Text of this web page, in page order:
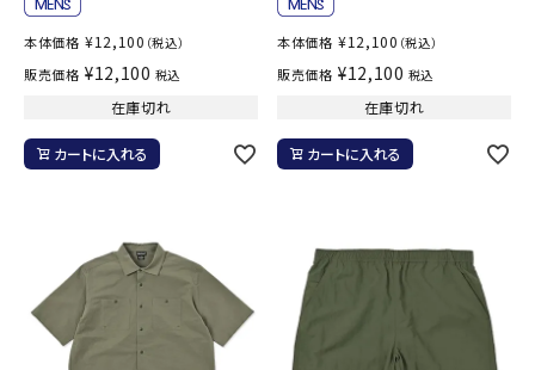
本体価格 ¥12,100 （税込）
販売価格 ¥12,100 税込
在庫切れ
カートに入れる
本体価格 ¥12,100 （税込）
販売価格 ¥12,100 税込
在庫切れ
カートに入れる